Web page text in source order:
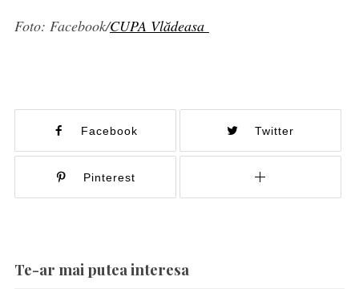
Foto: Facebook/CUPA Vlădeasa
Facebook Twitter
Pinterest
Te-ar mai putea interesa